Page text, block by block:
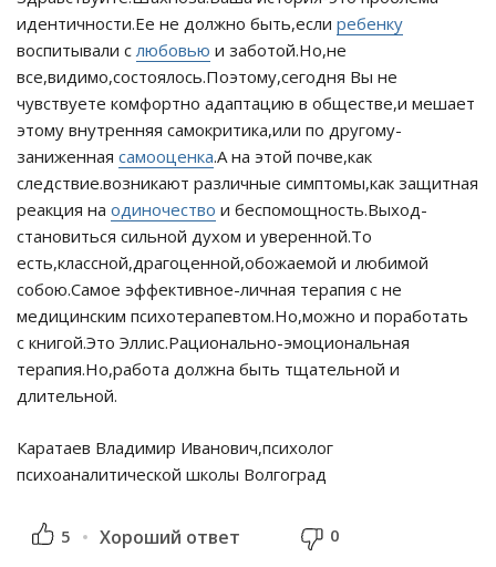
идентичности.Ее не должно быть,если ребенку
воспитывали слюбовью и заботой.Но,не
все,видимо,состоялось.Поэтому,сегодня Вы не
чувствуете комфортно адаптацию в обществе,и мешает
этому внутренняя самокритика,или по другому-
заниженная самооценка.А на этой почве,как
следствие.возникают различные симптомы,как защитная
реакция на одиночество и беспомощность.Выход-
становиться сильной духом и уверенной.То
есть,классной,драгоценной,обожаемой и любимой
собою.Самое эффективное-личная терапия с не
медицинским психотерапевтом.Но,можно и поработать
с книгой.Это Эллис.Рационально-эмоциональная
терапия.Но,работа должна быть тщательной и
длительной.
Каратаев Владимир Иванович,психолог
психоаналитической школы Волгоград
5 Хороший ответ 0